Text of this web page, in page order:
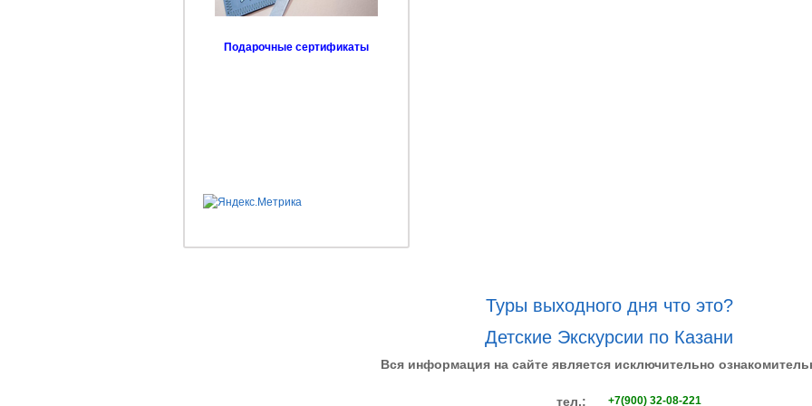
Подарочные сертификаты
Туры выходного дня что это?
Детские Экскурсии по Казани
Вся информация на сайте является исключительно
тел.: +7(900) 32-08-221